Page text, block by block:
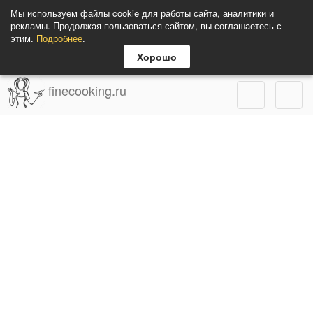
Мы используем файлы cookie для работы сайта, аналитики и
рекламы. Продолжая пользоваться сайтом, вы соглашаетесь с
этим. Подробнее.
Хорошо
finecooking.ru